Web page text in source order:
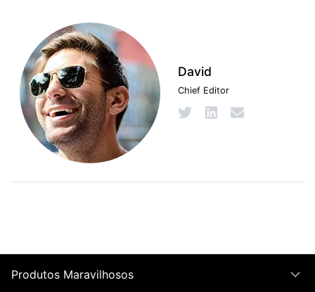
David
Chief Editor
Produtos Maravilhosos